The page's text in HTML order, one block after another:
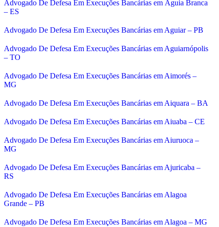
Advogado De Defesa Em Execuções Bancárias em Águia Branca
– ES
Advogado De Defesa Em Execuções Bancárias em Aguiar – PB
Advogado De Defesa Em Execuções Bancárias em Aguiarnópolis
– TO
Advogado De Defesa Em Execuções Bancárias em Aimorés –
MG
Advogado De Defesa Em Execuções Bancárias em Aiquara – BA
Advogado De Defesa Em Execuções Bancárias em Aiuaba – CE
Advogado De Defesa Em Execuções Bancárias em Aiuruoca –
MG
Advogado De Defesa Em Execuções Bancárias em Ajuricaba –
RS
Advogado De Defesa Em Execuções Bancárias em Alagoa
Grande – PB
Advogado De Defesa Em Execuções Bancárias em Alagoa – MG